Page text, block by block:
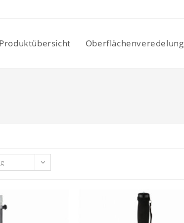
Produktübersicht Oberflächenveredelung